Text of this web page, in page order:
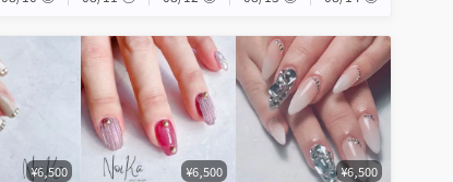
¥6,500 ¥6,500 ¥6,500